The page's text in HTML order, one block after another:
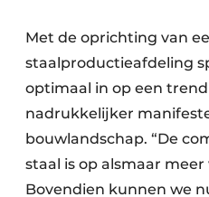
Met de oprichting van
staalproductieafdeling
optimaal in op een
nadrukkelijker
bouwlandschap. “De
staal is op alsmaar
Bovendien kunnen we